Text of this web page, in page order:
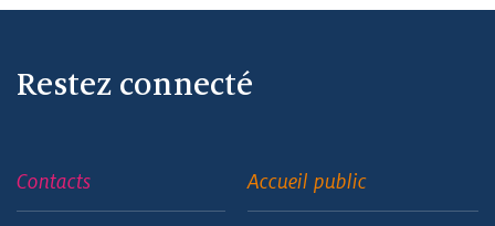
Restez connecté
Contacts Accueil public